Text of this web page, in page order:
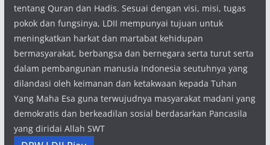
tentang Quran dan Hadis. Sesuai dengan visi, misi, tugas
pokok dan fungsinya, LDII mempunyai tujuan untuk
meningkatkan harkat dan martabat kehidupan
bermasyarakat, berbangsa dan bernegara serta turut serta
dalam pembangunan manusia Indonesia seutuhnya yang
dilandasi oleh keimanan dan ketakwaan kepada Tuhan
Yang Maha Esa guna terwujudnya masyarakat madani yang
demokratis dan berkeadilan sosial berdasarkan Pancasila
yang diridai Allah SWT